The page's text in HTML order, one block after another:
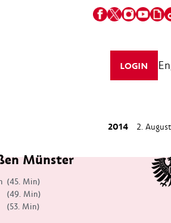
LOGIN
2014 2.
Münster
(45. Min)
(49. Min)
(53. Min)